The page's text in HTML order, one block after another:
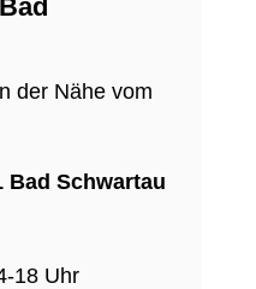
der Nähe vom
Bad Schwartau
18 Uhr